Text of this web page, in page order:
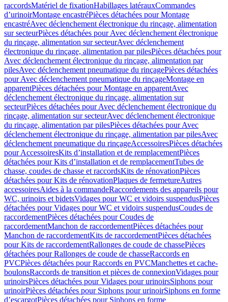
raccordsMatériel de fixationHabillages latérauxCommandes
dʼurinoirMontage encastréPièces détachées pour Montage
encastréAvec déclenchement électronique du rinçage, alimentation
sur secteurPièces détachées pour Avec déclenchement électronique
du rinçage, alimentation sur secteurAvec déclenchement
électronique du rinçage, alimentation par pilesPièces détachées pour
Avec déclenchement électronique du rinçage, alimentation par
pilesAvec déclenchement pneumatique du rinçagePièces détachées
pour Avec déclenchement pneumatique du rinçageMontage en
apparentPièces détachées pour Montage en apparentAvec
déclenchement électronique du rinçage, alimentation sur
secteurPièces détachées pour Avec déclenchement électronique du
rinçage, alimentation sur secteurAvec déclenchement électronique
du rinçage, alimentation par pilesPièces détachées pour Avec
déclenchement électronique du rinçage, alimentation par pilesAvec
déclenchement pneumatique du rinçageAccessoiresPièces détachées
pour AccessoiresKits d’installation et de remplacementPièces
détachées pour Kits d’installation et de remplacementTubes de
chasse, coudes de chasse et raccordsKits de rénovationPièces
détachées pour Kits de rénovationPlaques de fermetureAutres
accessoiresAides à la commandeRaccordements des appareils pour
WC, urinoirs et bidetsVidages pour WC et vidoirs suspendusPièces
détachées pour Vidages pour WC et vidoirs suspendusCoudes de
raccordementPièces détachées pour Coudes de
raccordementManchon de raccordementPièces détachées pour
Manchon de raccordementKits de raccordementPièces détachées
pour Kits de raccordementRallonges de coude de chassePièces
détachées pour Rallonges de coude de chasseRaccords en
PVCPièces détachées pour Raccords en PVCManchettes et cache-
boulonsRaccords de transition et pièces de connexionVidages pour
urinoirsPièces détachées pour Vidages pour urinoirsSiphons pour
urinoirPièces détachées pour Siphons pour urinoirSiphons en forme
d’escargotPièces détachées pour Siphons en forme